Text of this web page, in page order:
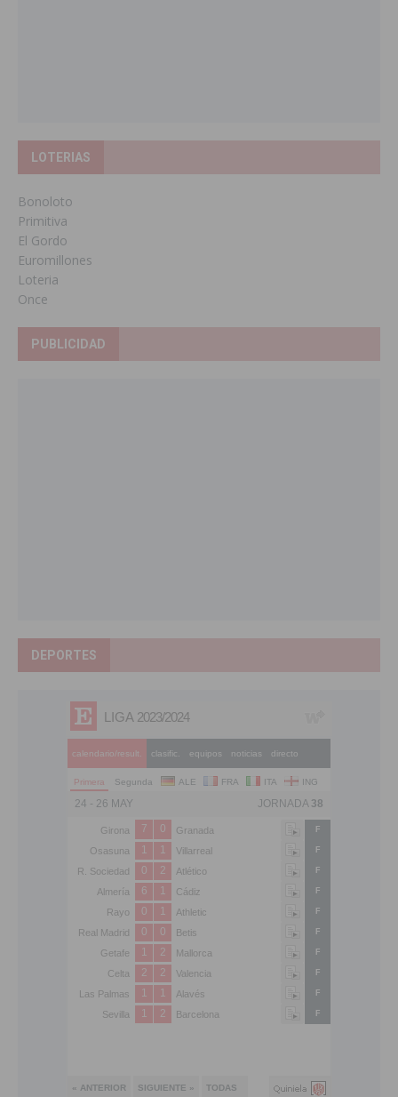
LOTERIAS
Bonoloto
Primitiva
El Gordo
Euromillones
Loteria
Once
PUBLICIDAD
DEPORTES